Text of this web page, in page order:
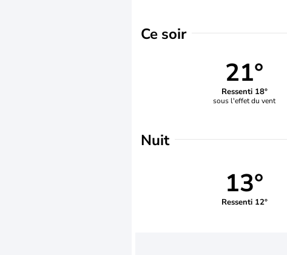
Ce soir
21°
Ressenti 18°
sous l'effet du vent
Nuit
13°
Ressenti 12°